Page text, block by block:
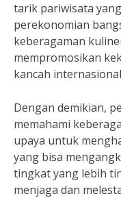
tarik pariwisata
perekonomian
keberagaman
mempromosikan
kancah
Dengan demikian,
memahami
upaya untuk
yang bisa
tingkat yang lebih
menjaga dan